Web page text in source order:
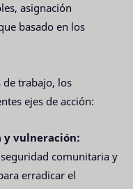
asignación
basado en los
de trabajo, los
ejes de acción:
y vulneración:
comunitaria y
erradicar el